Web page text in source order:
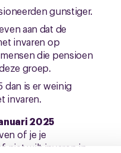
gunstiger.
aan dat de
invaren op
die pensioen
groep.
dan is er weinig
invaren.
2025
of je je
niet wilt invaren in